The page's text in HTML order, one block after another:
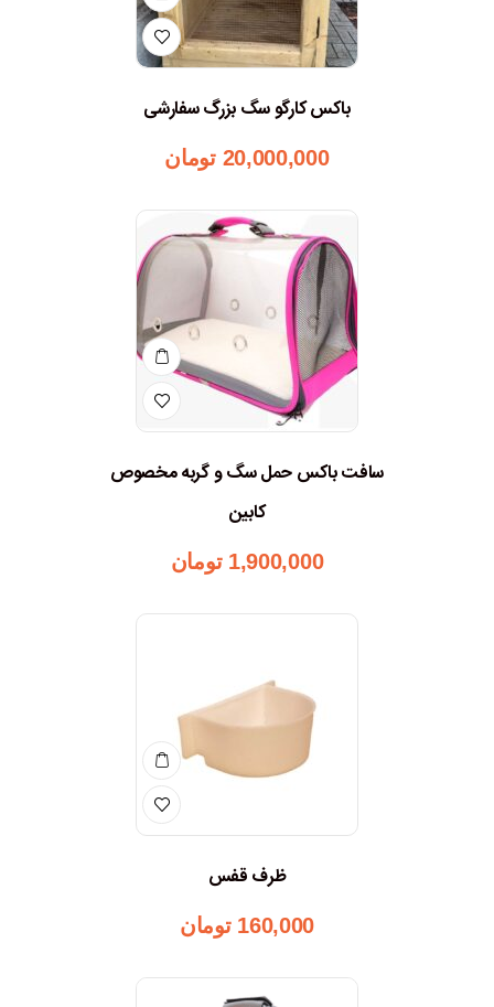
باکس کارگو سگ بزرگ سفارشی
20,000,000 تومان
سافت باکس حمل سگ و گربه مخصوص
کابین
1,900,000 تومان
ظرف قفس
160,000 تومان